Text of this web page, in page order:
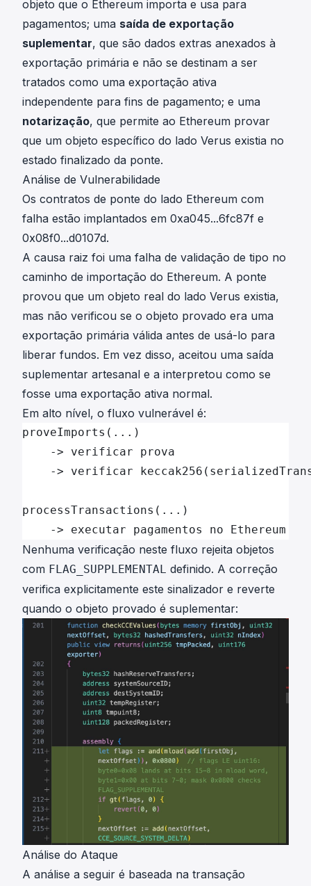
objeto que o Ethereum importa e usa para
pagamentos; uma saída de exportação
suplementar, que são dados extras anexados à
exportação primária e não se destinam a ser
tratados como uma exportação ativa
independente para fins de pagamento; e uma
notarização, que permite ao Ethereum provar
que um objeto específico do lado Verus existia no
estado finalizado da ponte.
Análise de Vulnerabilidade
Os contratos de ponte do lado Ethereum com
falha estão implantados em 0xa045...6fc87f e
0x08f0...d0107d.
A causa raiz foi uma falha de validação de tipo no
caminho de importação do Ethereum. A ponte
provou que um objeto real do lado Verus existia,
mas não verificou se o objeto provado era uma
exportação primária válida antes de usá-lo para
liberar fundos. Em vez disso, aceitou uma saída
suplementar artesanal e a interpretou como se
fosse uma exportação ativa normal.
Em alto nível, o fluxo vulnerável é:
proveImports(...)
    -> verificar prova
-> verificar
processTransactions(...)
    -> executar pagamentos no Ethereum
Nenhuma verificação neste fluxo rejeita objetos
com FLAG_SUPPLEMENTAL definido. A correção
verifica explicitamente este sinalizador e reverte
quando o objeto provado é suplementar:
Análise do Ataque
A análise a seguir é baseada na transação